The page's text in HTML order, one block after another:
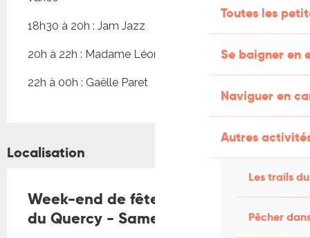
Toutes les
Se baigner en
Naviguer en
Autres
Les trails
Pêcher
18h30 à 20h : Jam Jazz
20h à 22h : Madame Léon
22h à 00h : Gaëlle Paret
Localisation
Week-end de fête du Restaurant
du Quercy - Samedi